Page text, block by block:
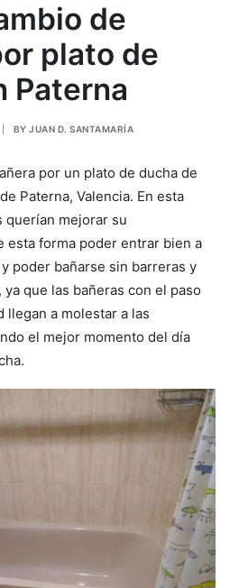
de
plato de
Paterna
BY JUAN D. SANTAMARÍA
por un plato de ducha de
Paterna, Valencia. En esta
querían mejorar su
esta forma poder entrar bien a
poder bañarse sin barreras y
que las bañeras con el paso
llegan a molestar a las
el mejor momento del día